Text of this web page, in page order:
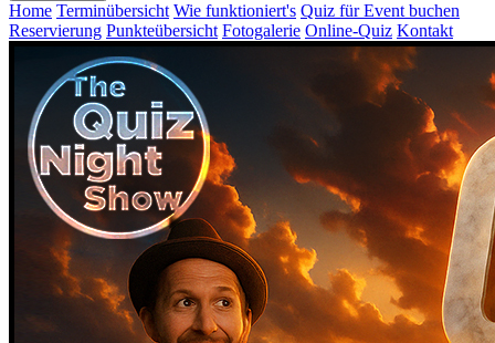
Home Terminübersicht Wie funktioniert's Quiz für Event buchen
Reservierung Punkteübersicht Fotogalerie Online-Quiz Kontakt